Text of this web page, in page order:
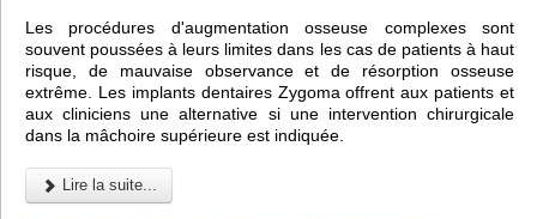
Les procédures d'augmentation osseuse complexes sont
souvent poussées à leurs limites dans les cas de patients à haut
risque, de mauvaise observance et de résorption osseuse
extrême. Les implants dentaires Zygoma offrent aux patients et
aux cliniciens une alternative si une intervention chirurgicale
dans la mâchoire supérieure est indiquée.
Lire la suite...